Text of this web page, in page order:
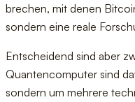
brechen, mit denen
sondern eine reale
Entscheidend sind aber
Quantencomputer sind
sondern um mehrere